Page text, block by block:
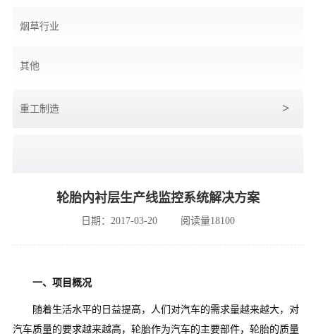
烟草行业
其他
重工制造
轮胎内衬层生产线监控系统解决方案
日期：2017-03-20 阅读量18100
一、项目概况
随着生活水平的日益提高，人们对汽车的需求量越来越大，对
汽车质量的要求越来越高，轮胎作为汽车的主要部件，轮胎的质量